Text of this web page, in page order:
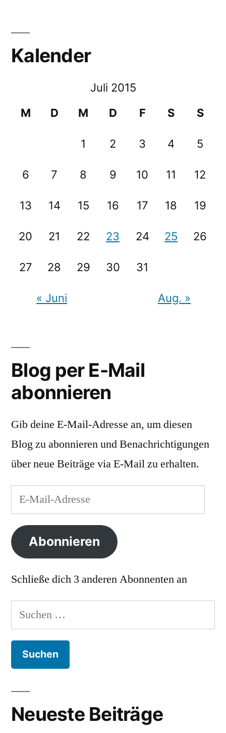
Kalender
Juli 2015
M
D M D F S S
1 2 3 4 5
6 7 8 9 10 11 12
13 14 15 16 17 18 19
20 21 22 23 24 25 26
27 28 29 30 31
« Juni Aug. »
Blog per E-Mail
abonnieren
Gib deine E-Mail-Adresse an, um diesen
Blog zu abonnieren und Benachrichtigungen
über neue Beiträge via E-Mail zu erhalten.
E-
Mail-
Adresse
Abonnieren
Schließe dich 3 anderen Abonnenten an
Suchen
nach:
Neueste Beiträge